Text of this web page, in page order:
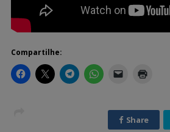
Compartilhe:
Share